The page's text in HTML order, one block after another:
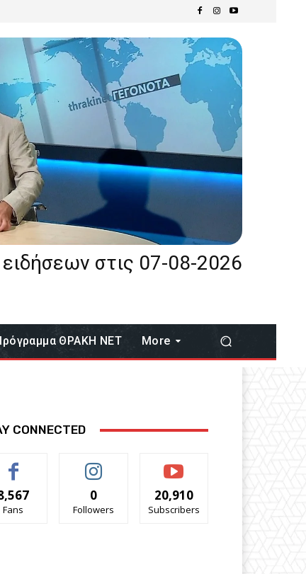
ειδήσεων στις 07-08-2026
ΘΡΑΚΗ ΝΕΤ More
CONNECTED
Fans
0
Followers
20,910
Subscribers